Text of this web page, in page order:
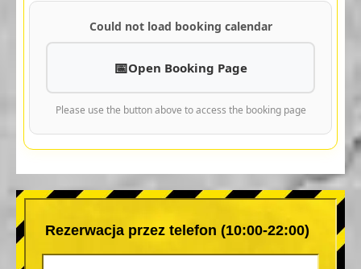
Could not load booking calendar
Open Booking Page
Please use the button above to access the booking page
Rezerwacja przez telefon (10:00-22:00)